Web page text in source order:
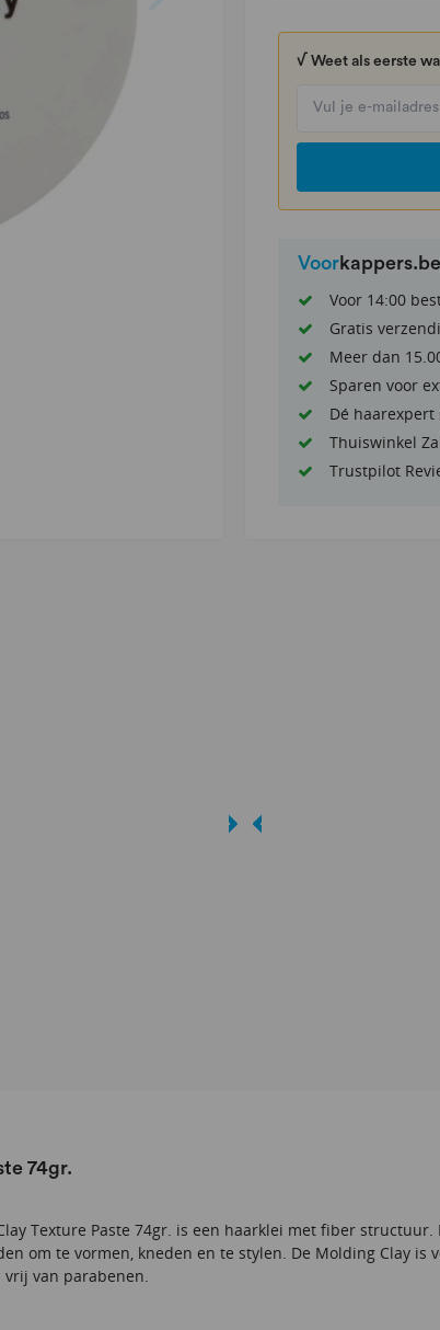
√ Weet als eerste
Voor
Voor 14:00
Gratis
Meer dan
Sparen voor
Dé haarexpert
Thuiswinkel
Trustpilot
74gr.
Texture Paste 74gr. is een haarklei met fiber
om te vormen, kneden en te stylen. De Molding Clay
van parabenen.